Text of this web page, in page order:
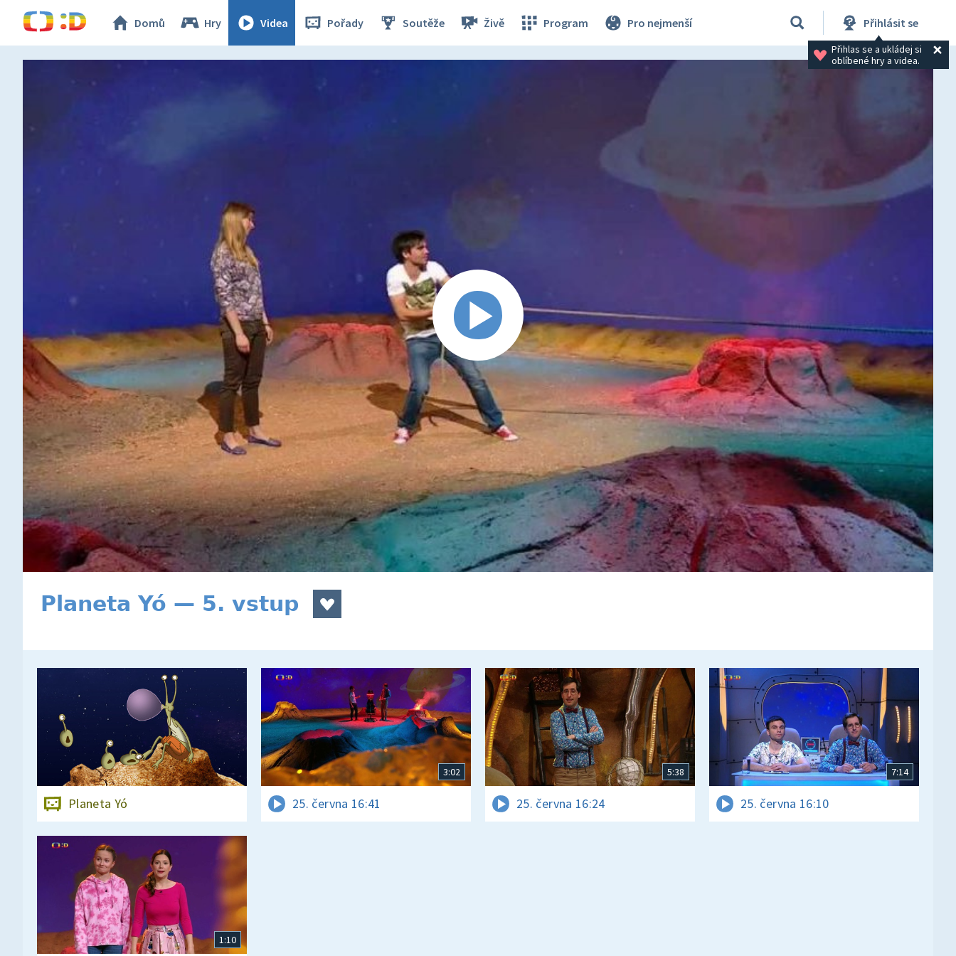
Domů Hry Videa Pořady Soutěže Živě Program Pro nejmenší Přihlásit se
Přihlas se a ukládej si
oblíbené hry a videa.
Planeta Yó — 5. vstup
Planeta Yó
3:02
25. června 16:41
5:38
25. června 16:24
7:14
25. června 16:10
1:10